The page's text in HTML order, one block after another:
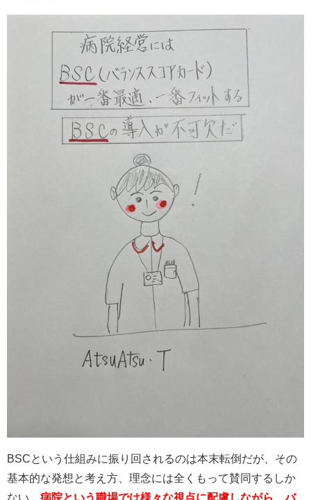
BSCという仕組みに振り回されるのは本末転倒だが、その
基本的な発想と考え方、理念には全くもって賛同するしか
ない。 病院という職場では様々な視点に配慮しながら、バ